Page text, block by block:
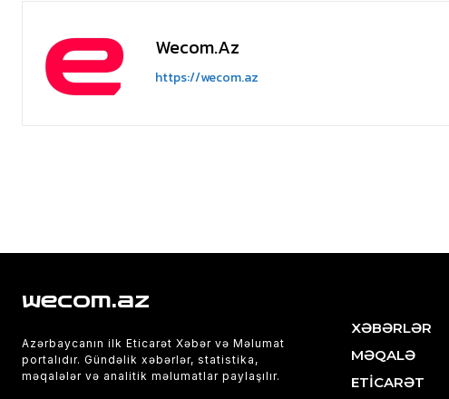
Wecom.az
https://wecom.az
wecom.az
Azərbaycanın ilk Eticarət Xəbər və Məlumat
portalıdır. Gündəlik xəbərlər, statistika,
məqalələr və analitik məlumatlar paylaşılır.
XƏBƏRLƏR
MƏQALƏ
ETİCARƏT